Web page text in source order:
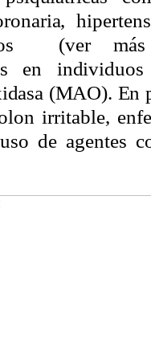
(ver
en
(MAO). En
irritable,
de agentes